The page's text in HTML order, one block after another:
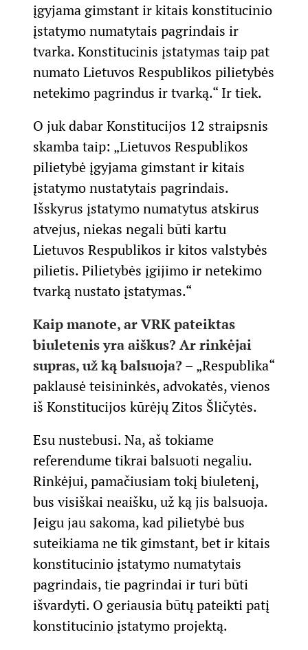
įgyjama gimstant ir kitais konstitucinio
įstatymo numatytais pagrindais ir
tvarka. Konstitucinis įstatymas taip pat
numato Lietuvos Respublikos pilietybės
netekimo pagrindus ir tvarką.“ Ir tiek.
O juk dabar Konstitucijos 12 straipsnis
skamba taip: „Lietuvos Respublikos
pilietybė įgyjama gimstant ir kitais
įstatymo nustatytais pagrindais.
Išskyrus įstatymo numatytus atskirus
atvejus, niekas negali būti kartu
Lietuvos Respublikos ir kitos valstybės
pilietis. Pilietybės įgijimo ir netekimo
tvarką nustato įstatymas.“
Kaip manote, ar VRK pateiktas
biuletenis yra aiškus? Ar rinkėjai
supras, už ką balsuoja?– „Respublika“
paklausė teisininkės, advokatės, vienos
iš Konstitucijos kūrėjų Zitos Šličytės.
Esu nustebusi. Na, aš tokiame
referendume tikrai balsuoti negaliu.
Rinkėjui, pamačiusiam tokį biuletenį,
bus visiškai neaišku, už ką jis balsuoja.
Jeigu jau sakoma, kad pilietybė bus
suteikiama ne tik gimstant, bet ir kitais
konstitucinio įstatymo numatytais
pagrindais, tie pagrindai ir turi būti
išvardyti. O geriausia būtų pateikti patį
konstitucinio įstatymo projektą.